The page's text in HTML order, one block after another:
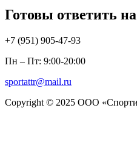
Готовы ответить
+7 (951) 905-47-93
Пн – Пт: 9:00-20:00
sportattr@mail.ru
Copyright © 2025 ООО